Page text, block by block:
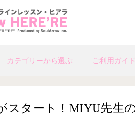
カテゴリーから選ぶ ご利用ガイド
スタート！MIYU先生